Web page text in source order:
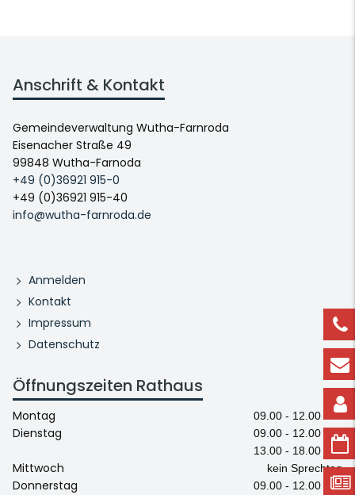
Anschrift & Kontakt
Gemeindeverwaltung Wutha-Farnroda
Eisenacher Straße 49
99848 Wutha-Farnoda
+49 (0)36921 915-0
+49 (0)36921 915-40
info@wutha-farnroda.de
Anmelden
Kontakt
Impressum
Datenschutz
Öffnungszeiten Rathaus
Montag 09.00 - 12.00 Uhr
Dienstag
09.00 - 12.00 Uhr
13.00 - 18.00 Uhr
Mittwoch kein Sprechtag
Donnerstag
09.00 - 12.00 Uhr